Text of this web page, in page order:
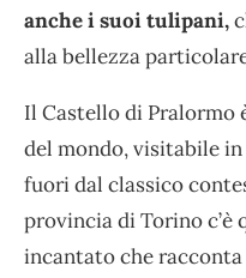
anche i suoi tulipani,
alla bellezza
Il Castello di Pralormo
del mondo, visitabile
fuori dal classico
provincia di Torino c’è
incantato che